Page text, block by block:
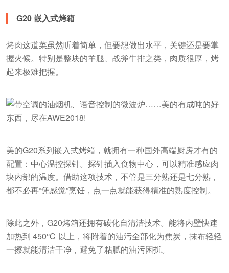
G20 嵌入式烤箱
烤肉这道菜虽然听着简单，但要想做出水平，关键还是要掌
握火候。特别是整块的羊腿、战斧牛排之类，肉质很厚，烤
起来极难把握。
美的G20系列嵌入式烤箱，就拥有一种国外高端厨房才有的
配置：中心温控探针。探针插入食物中心，可以精准感应肉
块内部的温度。借助这项技术，不管是三分熟还是七分熟，
都不必再“凭感觉”烹饪，点一点就能获得精准的熟度控制。
除此之外，G20烤箱还拥有碳化自清洁技术。能将内壁快速
加热到 450℃ 以上，将附着的油污全部化为焦炭，抹布轻轻
一擦就能清洁干净，避免了粘腻的油污困扰。